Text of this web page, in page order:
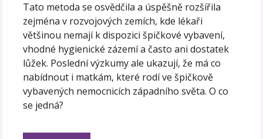
Tato metoda se osvědčila a úspěšně rozšířila
zejména v rozvojových zemích, kde lékaři
většinou nemají k dispozici špičkové vybavení,
vhodné hygienické zázemí a často ani dostatek
lůžek. Poslední výzkumy ale ukazují, že má co
nabídnout i matkám, které rodí ve špičkově
vybavených nemocnicích západního světa. O co
se jedná?